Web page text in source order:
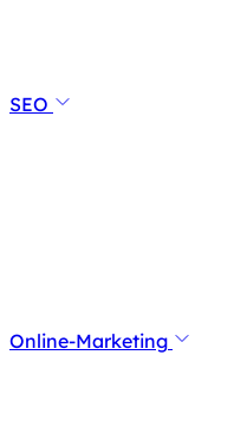
SEO
Online-Marketing